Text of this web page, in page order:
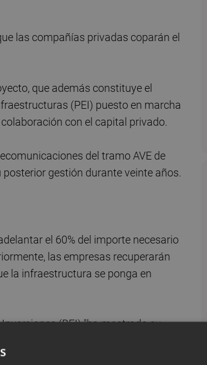
las compañías privadas coparán el
que además constituye el
(PEI) puesto en marcha
con el capital privado.
del tramo AVE de
gestión durante veinte años.
el 60% del importe necesario
las empresas recuperarán
la infraestructura se ponga en
(BEI) "ha mostrado su